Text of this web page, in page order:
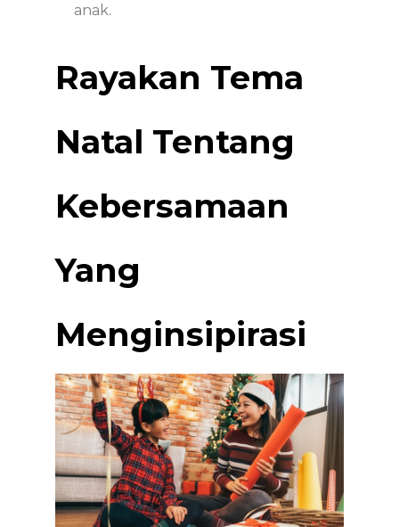
anak.
Rayakan Tema
Natal Tentang
Kebersamaan
Yang
Menginsipirasi